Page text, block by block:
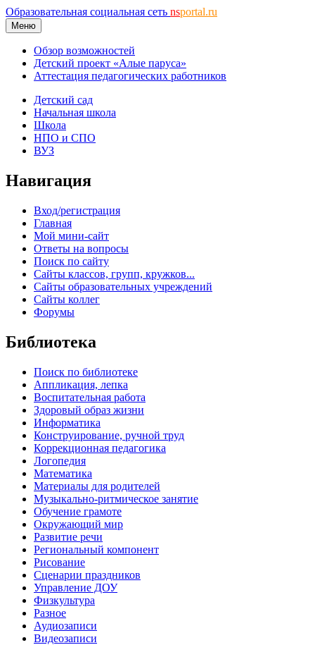
Образовательная социальная сеть nsportal.ru
Меню
Обзор возможностей
Детский проект «Алые паруса»
Аттестация педагогических работников
Детский сад
Начальная школа
Школа
НПО и СПО
ВУЗ
Навигация
Вход/регистрация
Главная
Мой мини-сайт
Ответы на вопросы
Поиск по сайту
Сайты классов, групп, кружков...
Сайты образовательных учреждений
Сайты коллег
Форумы
Библиотека
Поиск по библиотеке
Аппликация, лепка
Воспитательная работа
Здоровый образ жизни
Информатика
Конструирование, ручной труд
Коррекционная педагогика
Логопедия
Математика
Материалы для родителей
Музыкально-ритмическое занятие
Обучение грамоте
Окружающий мир
Развитие речи
Региональный компонент
Рисование
Сценарии праздников
Управление ДОУ
Физкультура
Разное
Аудиозаписи
Видеозаписи